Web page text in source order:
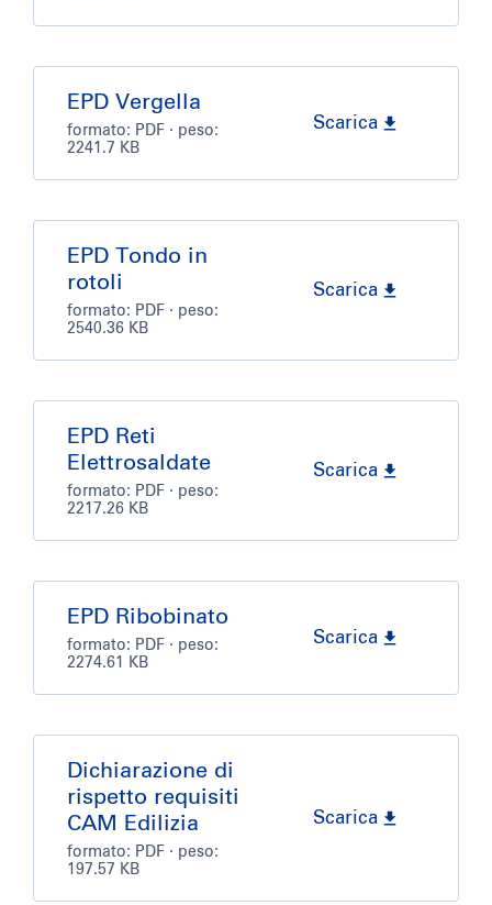
EPD Vergella
formato: PDF · peso:
2241.7 KB
Scarica
EPD Tondo in
rotoli
formato: PDF · peso:
2540.36 KB
Scarica
EPD Reti
Elettrosaldate
formato: PDF · peso:
2217.26 KB
Scarica
EPD Ribobinato
formato: PDF · peso:
2274.61 KB
Scarica
Dichiarazione di
rispetto requisiti
CAM Edilizia
formato: PDF · peso:
197.57 KB
Scarica